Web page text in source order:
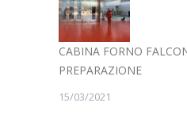
CABINA FORNO
PREPARAZIONE
15/03/2021